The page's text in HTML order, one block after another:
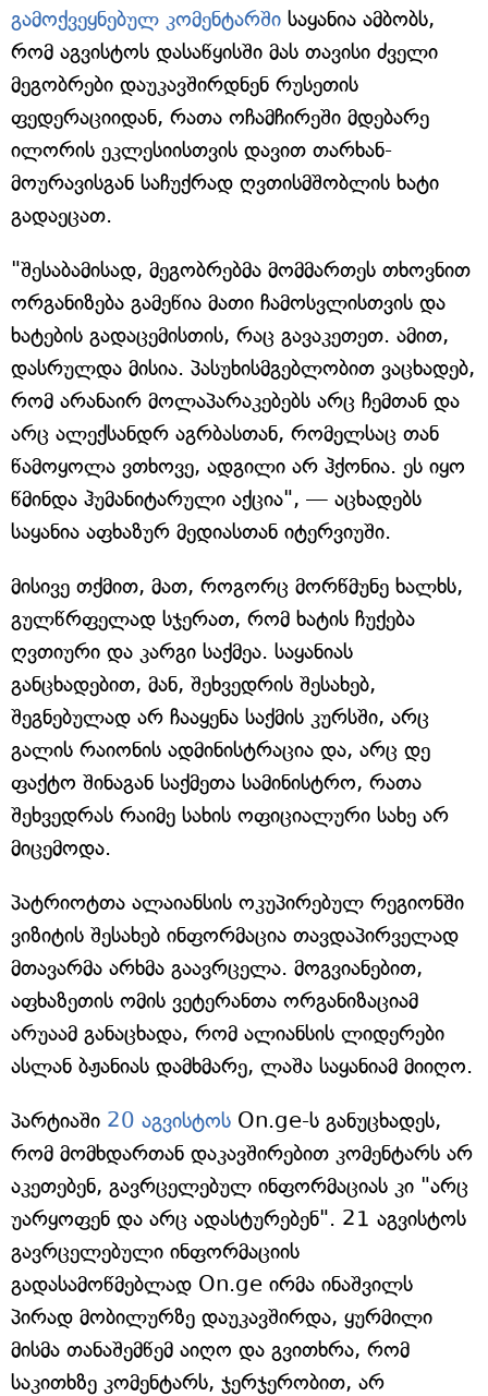
გამოქვეყნებულ კომენტარში საყანია ამბობს,
რომ აგვისტოს დასაწყისში მას თავისი ძველი
მეგობრები დაუკავშირდნენ რუსეთის
ფედერაციიდან, რათა ოჩამჩირეში მდებარე
ილორის ეკლესიისთვის დავით თარხან-
მოურავისგან საჩუქრად ღვთისმშობლის ხატი
გადაეცათ.
"შესაბამისად, მეგობრებმა მომმართეს თხოვნით
ორგანიზება გამეწია მათი ჩამოსვლისთვის და
ხატების გადაცემისთის, რაც გავაკეთეთ. ამით,
დასრულდა მისია. პასუხისმგებლობით ვაცხადებ,
რომ არანაირ მოლაპარაკებებს არც ჩემთან და
არც ალექსანდრ აგრბასთან, რომელსაც თან
წამოყოლა ვთხოვე, ადგილი არ ჰქონია. ეს იყო
წმინდა ჰუმანიტარული აქცია", — აცხადებს
საყანია აფხაზურ მედიასთან იტერვიუში.
მისივე თქმით, მათ, როგორც მორწმუნე ხალხს,
გულწრფელად სჯერათ, რომ ხატის ჩუქება
ღვთიური და კარგი საქმეა. საყანიას
განცხადებით, მან, შეხვედრის შესახებ,
შეგნებულად არ ჩააყენა საქმის კურსში, არც
გალის რაიონის ადმინისტრაცია და, არც დე
ფაქტო შინაგან საქმეთა სამინისტრო, რათა
შეხვედრას რაიმე სახის ოფიციალური სახე არ
მიცემოდა.
პატრიოტთა ალაიანსის ოკუპირებულ რეგიონში
ვიზიტის შესახებ ინფორმაცია თავდაპირველად
მთავარმა არხმა გაავრცელა. მოგვიანებით,
აფხაზეთის ომის ვეტერანთა ორგანიზაციამ
არუაამ განაცხადა, რომ ალიანსის ლიდერები
ასლან ბჟანიას დამხმარე, ლაშა საყანიამ მიიღო.
პარტიაში 20 აგვისტოს On.ge-ს განუცხადეს,
რომ მომხდართან დაკავშირებით კომენტარს არ
აკეთებენ, გავრცელებულ ინფორმაციას კი "არც
უარყოფენ და არც ადასტურებენ". 21 აგვისტოს
გავრცელებული ინფორმაციის
გადასამოწმებლად On.ge ირმა ინაშვილს
პირად მობილურზე დაუკავშირდა, ყურმილი
მისმა თანაშემწემ აიღო და გვითხრა, რომ
საკითხზე კომენტარს, ჯერჯერობით, არ